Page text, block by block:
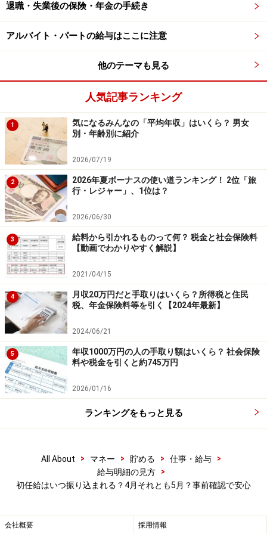
当月末締め、当月〇日払い
初任給の支払いパターンをみてみましょう。
まず、「当月末締め、当月25日払い」などの時です。こ
の場合、その月の末日までの給与を25日に受け取ること
になり、4月1日入社の新入社員は4月分の給与を4月25日
に受け取ることになります。
月給制の場合はもちろん、日給制の時も1カ月分の給与
が支給されるので、新入社員にはありがたいですね。4
月分の残業代は5月分の給与とともに支給されることに
なります。
〇日締め、当月△日払い
次に、「15日締め、当月25日払い」などの場合です。4
なります。4月1日入社の新入社員は4月25日に初任給が
支給されます。日給制の場合は、4月1日から15日までの
半月に働いた分が支給されることになります。月給制の
場合など、会社によって対応は色々あるようです。事前
退職・失業後の保険・年金の手続き
アルバイト・パートの給与はここに注意
他のテーマも見る
人気記事ランキング
1
気になるみんなの「平均年収」はいくら？ 男女
別・年齢別に紹介
2026/07/19
2
2026年夏ボーナスの使い道ランキング！ 2位「旅
行・レジャー」、1位は？
2026/06/30
3
給料から引かれるものって何？ 税金と社会保険料
【動画でわかりやすく解説】
2021/04/15
4
月収20万円だと手取りはいくら？所得税と住民
税、年金保険料等を引く【2024年最新】
2024/06/21
5
年収1000万円の人の手取り額はいくら？ 社会保険
料や税金を引くと約745万円
2026/01/16
ランキングをもっと見る
All About > マネー > 貯める > 仕事・給与
>
給与明細の見方
>
初任給はいつ振り込まれる？4月それとも5月？事前確認で安心
会社概要 採用情報